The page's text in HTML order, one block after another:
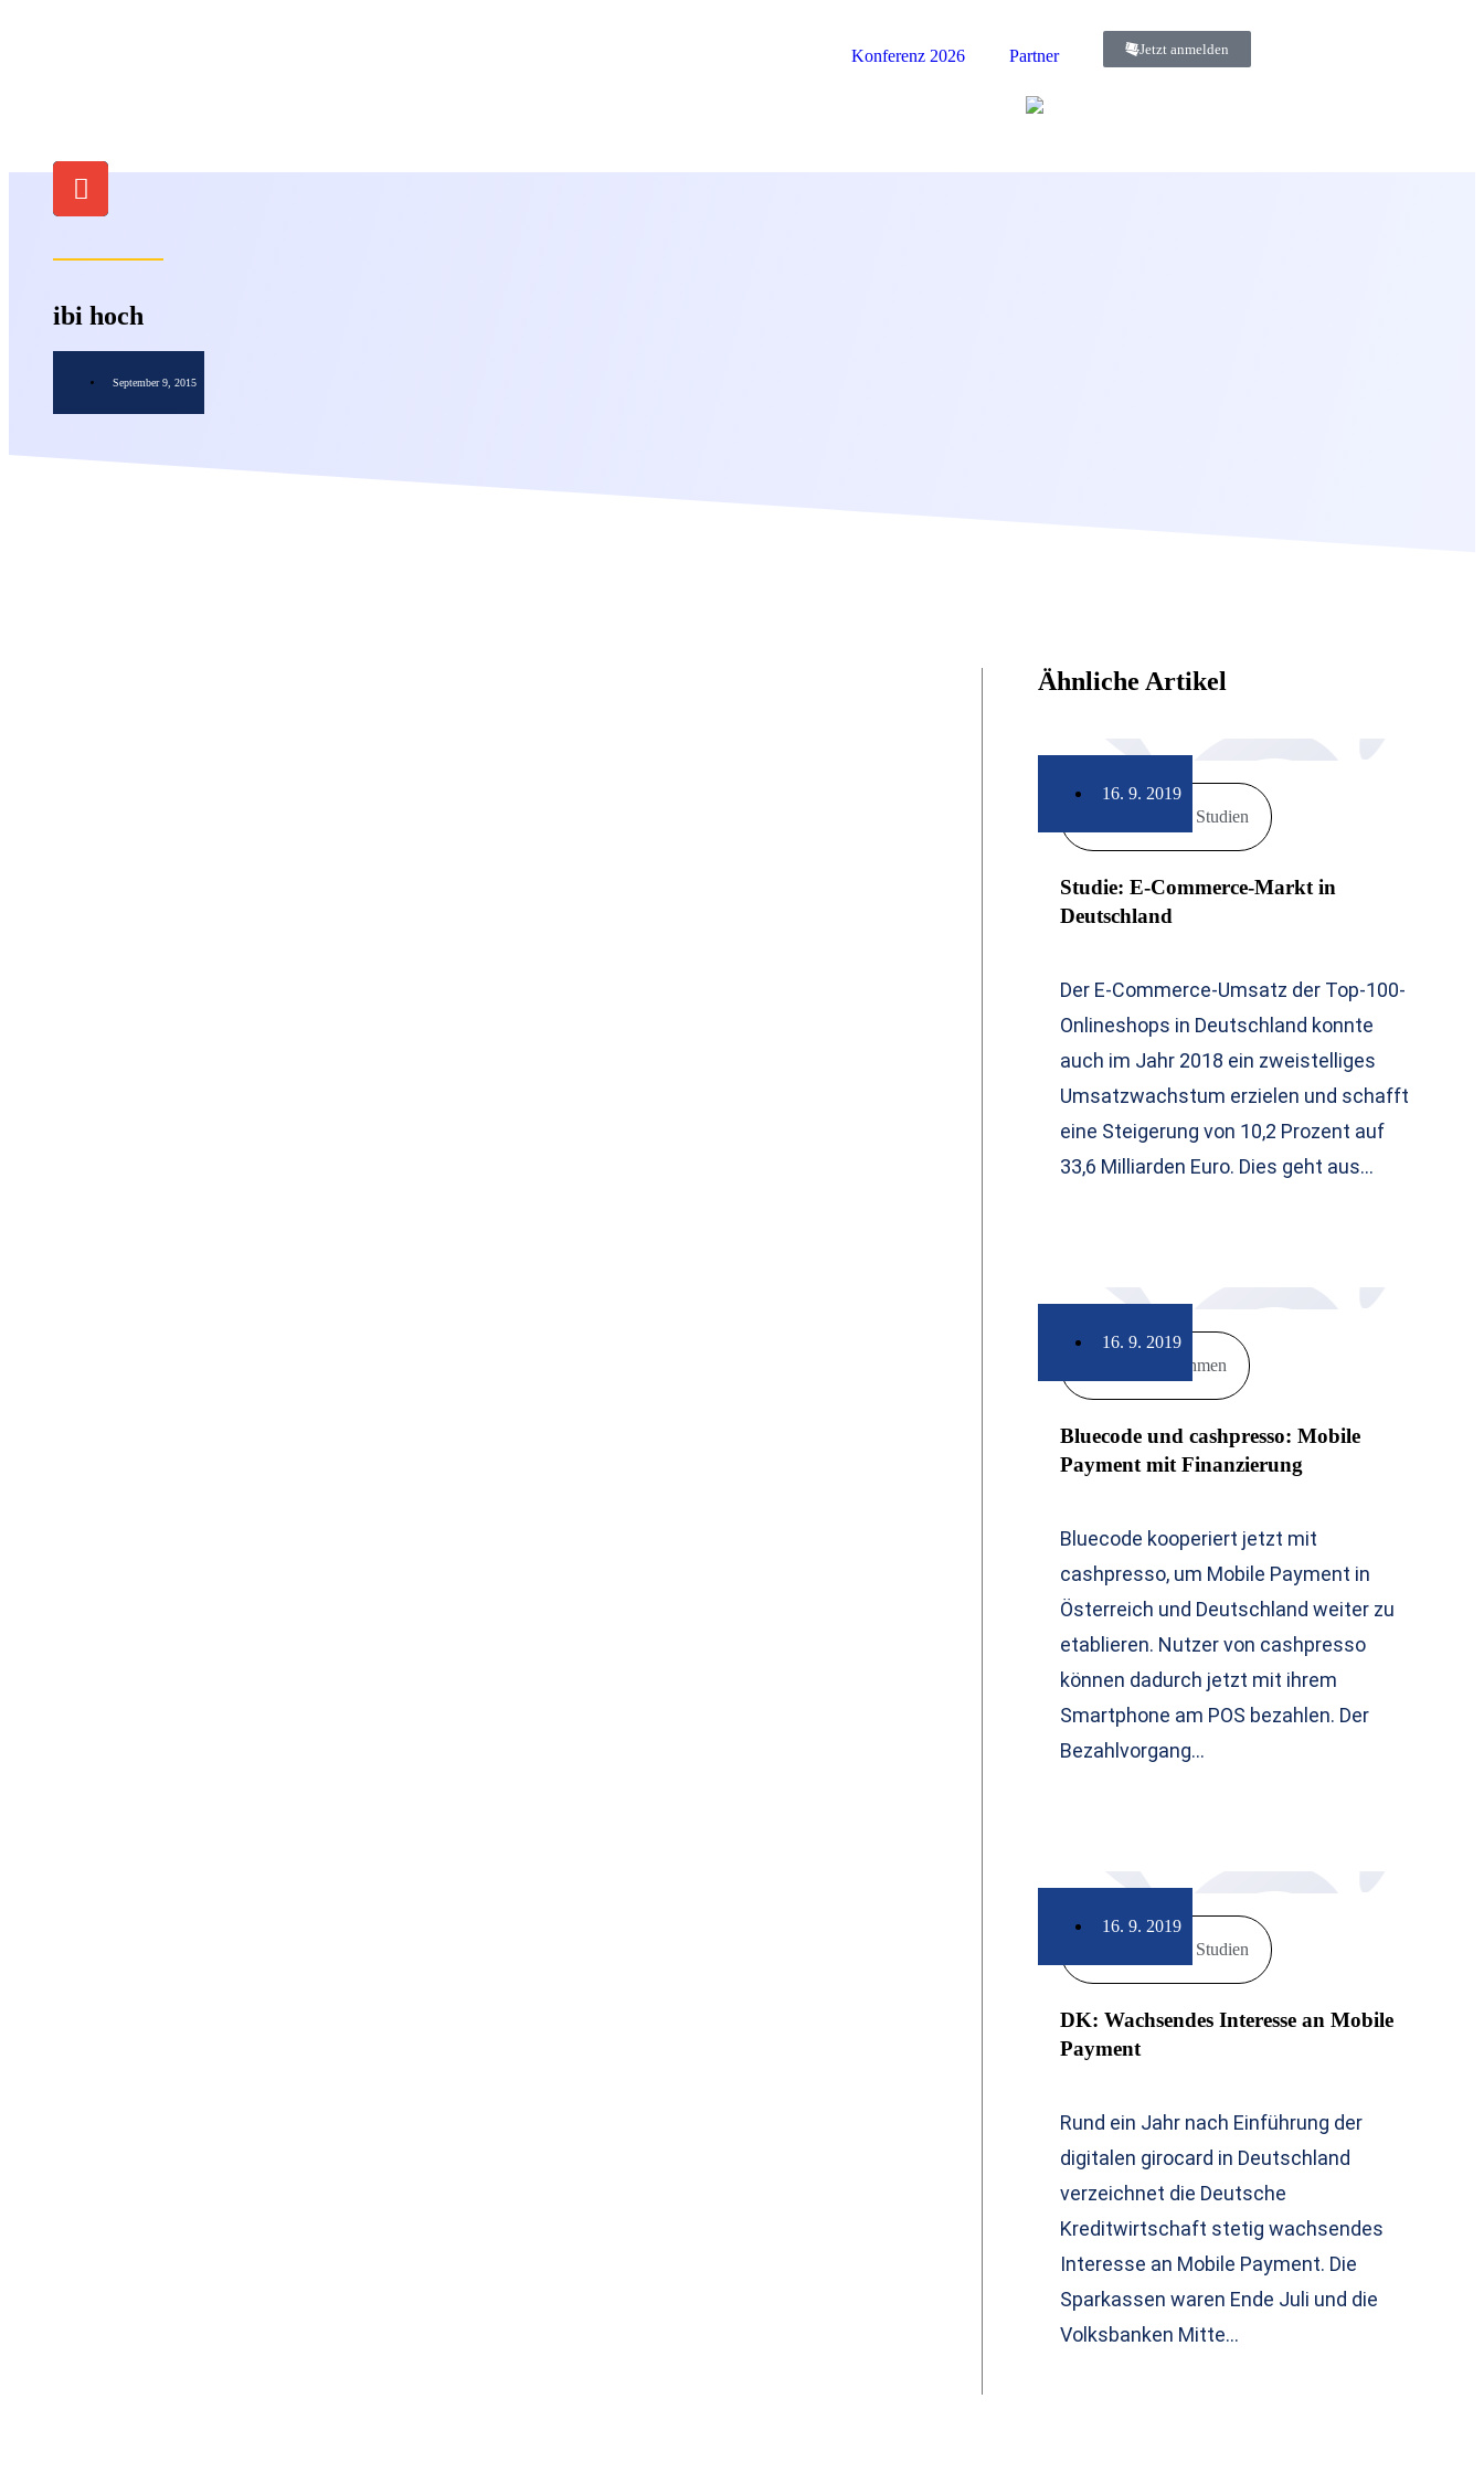
Konferenz 2026 Partner Jetzt anmelden
ibi hoch
September 9, 2015
Ähnliche Artikel
16. 9. 2019
Markt & Studien
Studie: E-Commerce-Markt in
Deutschland
Der E-Commerce-Umsatz der Top-100-
Onlineshops in Deutschland konnte
auch im Jahr 2018 ein zweistelliges
Umsatzwachstum erzielen und schafft
eine Steigerung von 10,2 Prozent auf
33,6 Milliarden Euro. Dies geht aus…
16. 9. 2019
Unternehmen
Bluecode und cashpresso: Mobile
Payment mit Finanzierung
Bluecode kooperiert jetzt mit
cashpresso, um Mobile Payment in
Österreich und Deutschland weiter zu
etablieren. Nutzer von cashpresso
können dadurch jetzt mit ihrem
Smartphone am POS bezahlen. Der
Bezahlvorgang…
16. 9. 2019
Markt & Studien
DK: Wachsendes Interesse an Mobile
Payment
Rund ein Jahr nach Einführung der
digitalen girocard in Deutschland
verzeichnet die Deutsche
Kreditwirtschaft stetig wachsendes
Interesse an Mobile Payment. Die
Sparkassen waren Ende Juli und die
Volksbanken Mitte…